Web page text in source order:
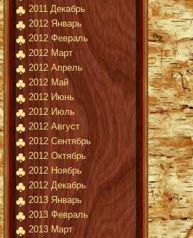
2011 Декабрь
2012 Январь
2012 Февраль
2012 Март
2012 Апрель
2012 Май
2012 Июнь
2012 Июль
2012 Август
2012 Сентябрь
2012 Октябрь
2012 Ноябрь
2012 Декабрь
2013 Январь
2013 Февраль
2013 Март